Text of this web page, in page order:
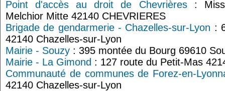
Point d'accès au droit de Chevrières:
Melchior Mitte 42140 CHEVRIERES
Brigade de gendarmerie - Chazelles-sur-Lyon :
42140 Chazelles-sur-Lyon
Mairie - Souzy : 395 montée du Bourg 69610
Mairie - La Gimond : 127 route du Petit-Mas
Communauté de communes de Forez-en-
42140 Chazelles-sur-Lyon